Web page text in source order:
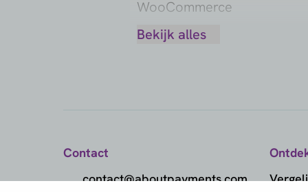
Klarna
PayPal
WooCommerce
WordPress
Bekijk alles
Contact
contact@aboutpayments.com